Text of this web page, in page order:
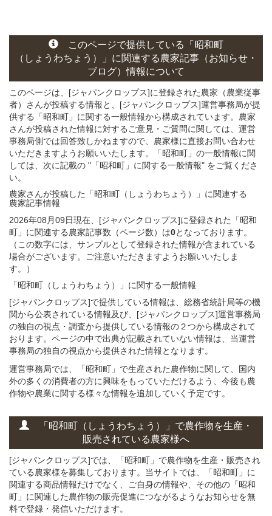
このページで提供している
「昭和町
（しょうわちょう）」 に関連する農家記事（お知らせ・
ブログ）情報について
このページは、[ジャパンクロップス]に登録された農家（農業従事
者）さんが投稿する情報と、[ジャパンクロップス]運営事務局が提
供する「昭和町」に関する一般情報から構成されています。農家
さんが投稿された情報に対するご意見・ご質問に関しては、運営
事務局側では回答致しかねますので、農家様に直接お問い合わせ
いただきますようお願いいたします。「昭和町」の一般情報に関
しては、次に記載の "「昭和町」に関する一般情報" をご覧くださ
い。
農家さんが投稿した「昭和町（しょうわちょう）」 に関連する
農家記事情報
2026年08月09日現在、[ジャパンクロップス]に登録された「昭和
町」に関連する農家記事数（ページ数）は0となっております。
（この数字には、サンプルとして登録された情報が含まれている
場合がございます。ご注意いただきますようお願いいたしま
す。）
「昭和町（しょうわちょう）」 に関する一般情報
[ジャパンクロップス]で提供している情報は、総務省統計局等の機
関から公表されている情報及び、[ジャパンクロップス]運営事務局
の独自の視点・調査から提供している情報の２つから構成されて
おります。ページの中で出典が記載されていない情報は、当運営
事務局の独自の視点から提供された情報となります。
運営事務局では、「昭和町」で生産された農作物に関して、国内
外の多くの消費者の方に興味をもっていただけるよう、今後も農
作物や農業に関する様々な情報を追加していく予定です。
「昭和町（しょうわちょう）」 で農作物を生産・
販売されている農家様へ
[ジャパンクロップス]では、「昭和町」で農作物を生産・販売され
ている農家様を募集しております。当サイトでは、「昭和町」に
関連する商品情報だけでなく、ご自身の情報や、その他の「昭和
町」に関連した農作物の販売促進につながるようなお知らせを無
料で登録・発信いただけます。